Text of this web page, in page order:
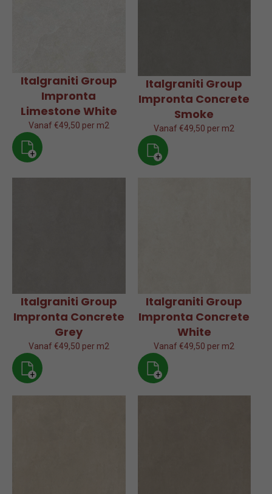
Italgraniti Group
Impronta
Limestone White
Vanaf €49,50 per m2
+
Italgraniti Group
Impronta Concrete
Smoke
Vanaf €49,50 per m2
+
Italgraniti Group
Impronta Concrete
Grey
Vanaf €49,50 per m2
+
Italgraniti Group
Impronta Concrete
White
Vanaf €49,50 per m2
+